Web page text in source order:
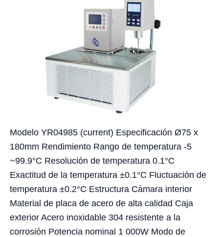
Modelo YR04985 (current) Especificación Ø75 x
180mm Rendimiento Rango de temperatura -5
~99.9°C Resolución de temperatura 0.1°C
Exactitud de la temperatura ±0.1°C Fluctuación de
temperatura ±0.2°C Estructura Cámara interior
Material de placa de acero de alta calidad Caja
exterior Acero inoxidable 304 resistente a la
corrosión Potencia nominal 1 000W Modo de